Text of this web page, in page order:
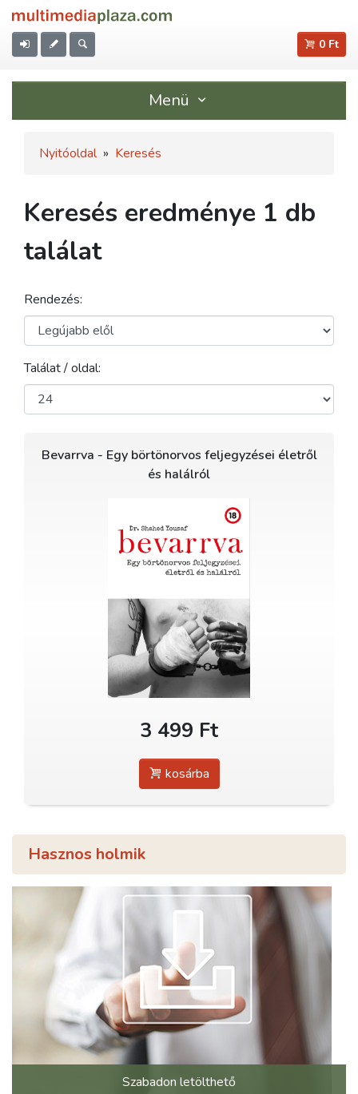
0 Ft
Menü
Nyitóoldal » Keresés
Keresés eredménye 1 db
találat
Rendezés:
Találat / oldal:
Bevarrva - Egy börtönorvos feljegyzései életről
és halálról
3 499 Ft
kosárba
Hasznos holmik
Szabadon letölthető